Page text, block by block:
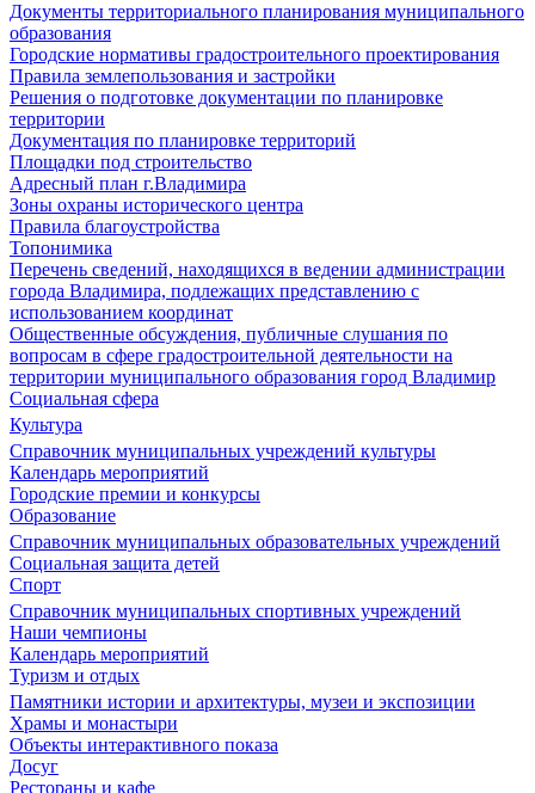
Документы территориального планирования муниципального
образования
Городские нормативы градостроительного проектирования
Правила землепользования и застройки
Решения о подготовке документации по планировке
территории
Документация по планировке территорий
Площадки под строительство
Адресный план г.Владимира
Зоны охраны исторического центра
Правила благоустройства
Топонимика
Перечень сведений, находящихся в ведении администрации
города Владимира, подлежащих представлению с
использованием координат
Общественные обсуждения, публичные слушания по
вопросам в сфере градостроительной деятельности на
территории муниципального образования город Владимир
Социальная сфера
Культура
Справочник муниципальных учреждений культуры
Календарь мероприятий
Городские премии и конкурсы
Образование
Справочник муниципальных образовательных учреждений
Социальная защита детей
Спорт
Справочник муниципальных спортивных учреждений
Наши чемпионы
Календарь мероприятий
Туризм и отдых
Памятники истории и архитектуры, музеи и экспозиции
Храмы и монастыри
Объекты интерактивного показа
Досуг
Рестораны и кафе